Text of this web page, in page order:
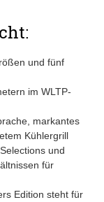
und fünf
im WLTP-
markantes
Kühlergrill
und
für
Edition steht für